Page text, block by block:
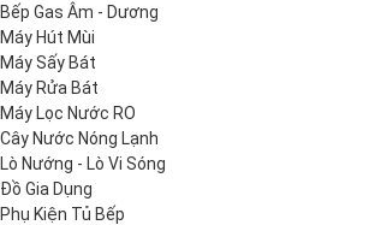
Bếp Gas Âm - Dương
Máy Hút Mùi
Máy Sấy Bát
Máy Rửa Bát
Máy Lọc Nước RO
Cây Nước Nóng Lạnh
Lò Nướng - Lò Vi Sóng
Đồ Gia Dụng
Phụ Kiện Tủ Bếp